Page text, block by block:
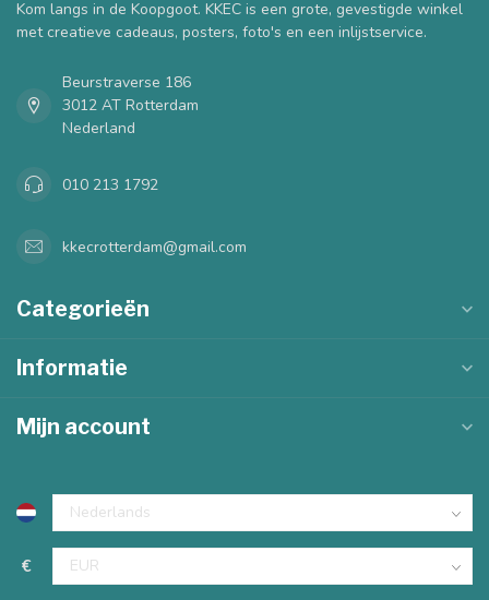
Kom langs in de Koopgoot. KKEC is een grote, gevestigde winkel
met creatieve cadeaus, posters, foto's en een inlijstservice.
Beurstraverse 186
3012 AT Rotterdam
Nederland
010 213 1792
kkecrotterdam@gmail.com
Categorieën
Informatie
Mijn account
€